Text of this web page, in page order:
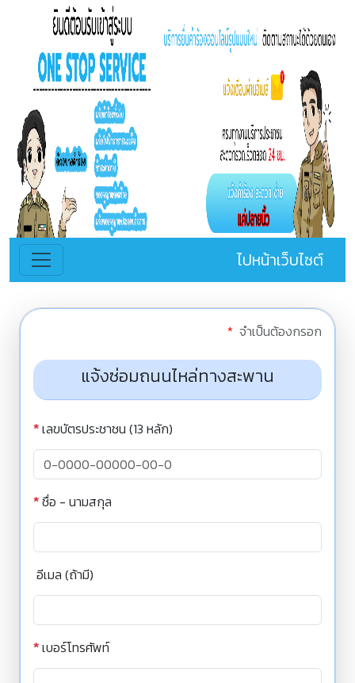
ไปหน้าเว็บไซต์
* จำเป็นต้องกรอก
แจ้งซ่อมถนนไหล่ทางสะพาน
*เลขบัตรประชาชน (13 หลัก)
*ชื่อ - นามสกุล
อีเมล (ถ้ามี)
*เบอร์โทรศัพท์